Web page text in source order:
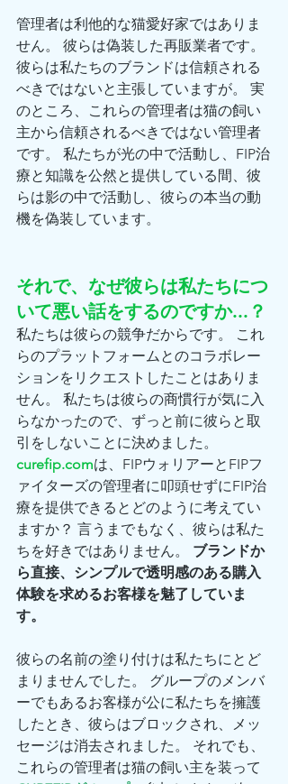
管理者は利他的な猫愛好家ではありま
せん。 彼らは偽装した再販業者です。
彼らは私たちのブランドは信頼される
べきではないと主張していますが。 実
のところ、これらの管理者は猫の飼い
主から信頼されるべきではない管理者
です。 私たちが光の中で活動し、FIP治
療と知識を公然と提供している間、彼
らは影の中で活動し、彼らの本当の動
機を偽装しています。
それで、なぜ彼らは私たちにつ
いて悪い話をするのですか...？
私たちは彼らの競争だからです。 これ
らのプラットフォームとのコラボレー
ションをリクエストしたことはありま
せん。 私たちは彼らの商慣行が気に入
らなかったので、ずっと前に彼らと取
引をしないことに決めました。
curefip.comは、FIPウォリアーとFIPフ
ァイターズの管理者に叩頭せずにFIP治
療を提供できるとどのように考えてい
ますか？ 言うまでもなく、彼らは私た
ちを好きではありません。 ブランドか
ら直接、シンプルで透明感のある購入
体験を求めるお客様を魅了していま
す。
彼らの名前の塗り付けは私たちにとど
まりませんでした。 グループのメンバ
ーでもあるお客様が公に私たちを擁護
したとき、彼らはブロックされ、メッ
セージは消去されました。 それでも、
これらの管理者は猫の飼い主を装って